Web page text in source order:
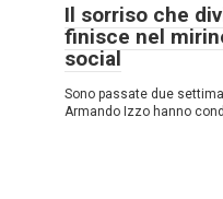
Il sorriso che
finisce nel
social
Sono passate due
Armando Izzo hanno